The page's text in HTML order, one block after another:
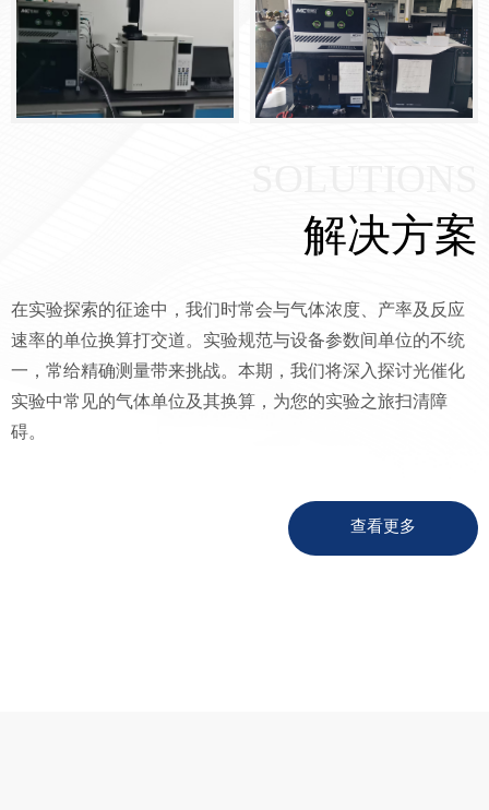
解决方案
查看更多
在实验探索的征途中，我们时常会与气体浓度、产率及反应
速率的单位换算打交道。实验规范与设备参数间单位的不统
一，常给精确测量带来挑战。本期，我们将深入探讨光催化
实验中常见的气体单位及其换算，为您的实验之旅扫清障
碍。